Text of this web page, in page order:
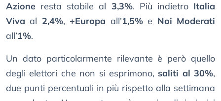
Azione resta stabile al 3,3%. Più indietro Italia
Viva al 2,4%, +Europa all’1,5%e Noi Moderati
all’1%.
Un dato particolarmente rilevante è però quello
degli elettori che non si esprimono, saliti al 30%,
due punti percentuali in più rispetto alla settimana